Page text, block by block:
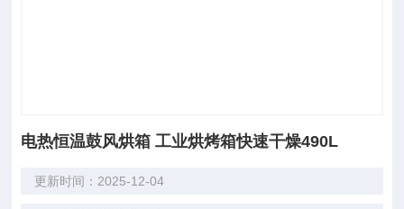
电热恒温鼓风烘箱 工业烘烤箱快速干燥490L
更新时间：2025-12-04